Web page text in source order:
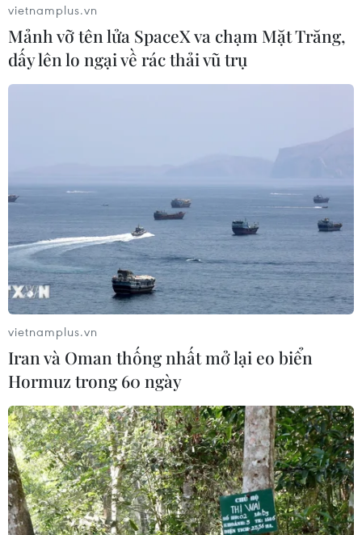
vietnamplus.vn
Mảnh vỡ tên lửa SpaceX va chạm Mặt Trăng,
dấy lên lo ngại về rác thải vũ trụ
vietnamplus.vn
Iran và Oman thống nhất mở lại eo biển
Hormuz trong 60 ngày